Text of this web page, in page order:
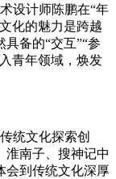
设计师陈鹏在“年
化的魅力是跨越
备的“交互”“参
青年领域，焕发
统文化探索创
淮南子、搜神记中
会到传统文化深厚